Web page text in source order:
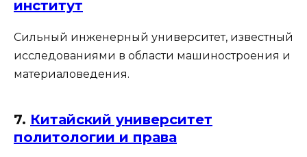
институт
Сильный инженерный университет, известный
исследованиями в области машиностроения и
материаловедения.
7. Китайский университет
политологии и права